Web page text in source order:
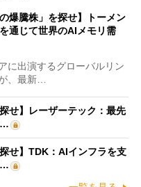
爆騰株」を探せ】トーメン
通じて世界のAIメモリ需
に出演するグローバルリン
、最新…
せ】レーザーテック：最先
…
せ】TDK：AIインフラを支
…